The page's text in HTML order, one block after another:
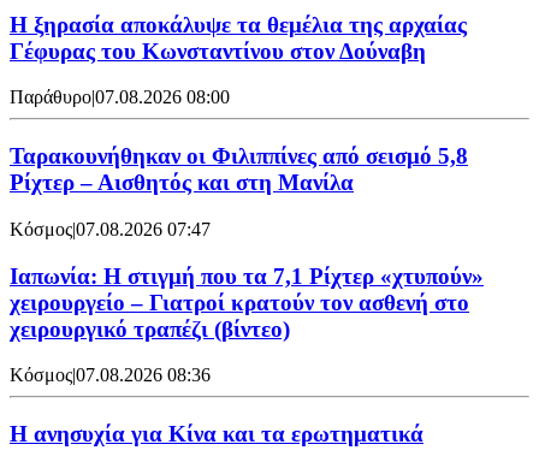
Η ξηρασία αποκάλυψε τα θεμέλια της αρχαίας
Γέφυρας του Κωνσταντίνου στον Δούναβη
Παράθυρο|07.08.2026 08:00
Ταρακουνήθηκαν οι Φιλιππίνες από σεισμό 5,8
Ρίχτερ – Αισθητός και στη Μανίλα
Κόσμος|07.08.2026 07:47
Ιαπωνία: Η στιγμή που τα 7,1 Ρίχτερ «χτυπούν»
χειρουργείο – Γιατροί κρατούν τον ασθενή στο
χειρουργικό τραπέζι (βίντεο)
Κόσμος|07.08.2026 08:36
Η ανησυχία για Κίνα και τα ερωτηματικά